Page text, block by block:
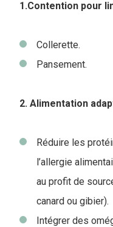
1.Contention pour
Collerette.
Pansement.
2. Alimentation
Réduire les
l’allergie
au profit de
canard ou gibier).
Intégrer des